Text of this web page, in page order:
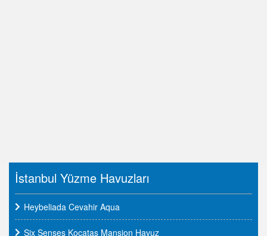
İstanbul Yüzme Havuzları
Heybeliada Cevahir Aqua
Six Senses Kocataş Mansion Havuz